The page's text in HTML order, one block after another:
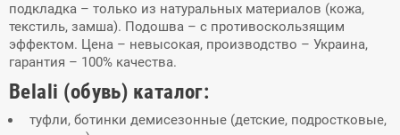
подкладка – только из натуральных материалов (кожа,
текстиль, замша). Подошва – с противоскользящим
эффектом. Цена – невысокая, производство – Украина,
гарантия – 100% качества.
Belali (обувь) каталог:
туфли, ботинки демисезонные (детские, подростковые,